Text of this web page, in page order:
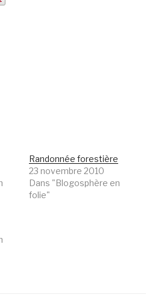
Randonnée forestière
23 novembre 2010
Dans "Blogosphère en
folie"